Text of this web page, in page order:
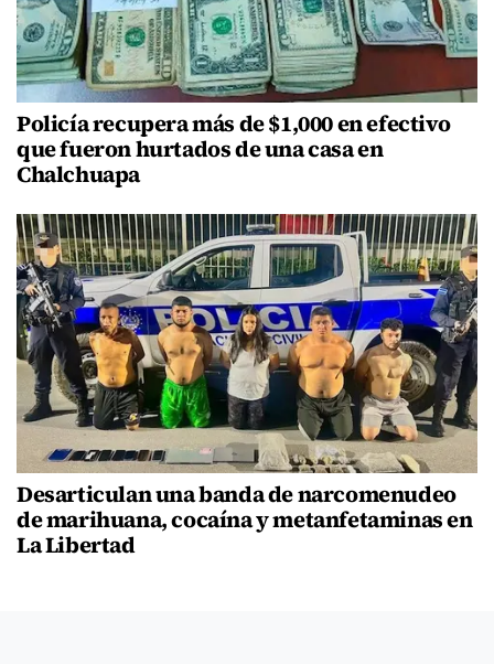
Policía recupera más de $1,000 en efectivo
que fueron hurtados de una casa en
Chalchuapa
Desarticulan una banda de narcomenudeo
de marihuana, cocaína y metanfetaminas en
La Libertad